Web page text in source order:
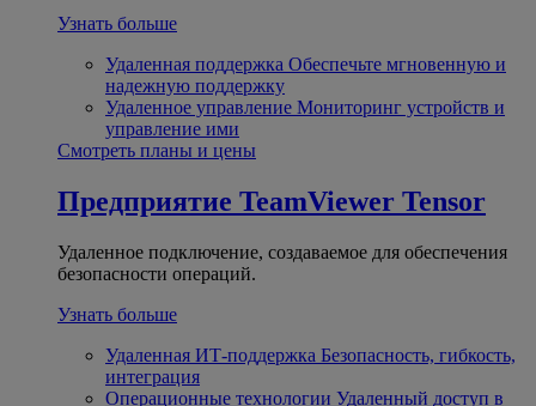
Узнать больше
Удаленная поддержка Обеспечьте мгновенную и
надежную поддержку
Удаленное управление Мониторинг устройств и
управление ими
Смотреть планы и цены
Предприятие TeamViewer Tensor
Удаленное подключение, создаваемое для обеспечения
безопасности операций.
Узнать больше
Удаленная ИТ-поддержка Безопасность, гибкость,
интеграция
Операционные технологии Удаленный доступ в